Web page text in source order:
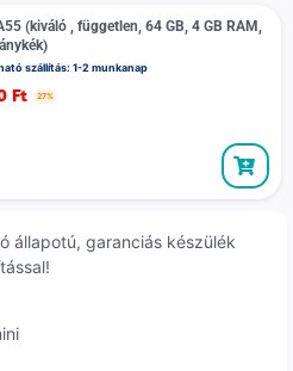
(kiváló , független, 64 GB, 4 GB RAM,
szállítás: 1-2 munkanap
Ft 27%
állapotú, garanciás készülék